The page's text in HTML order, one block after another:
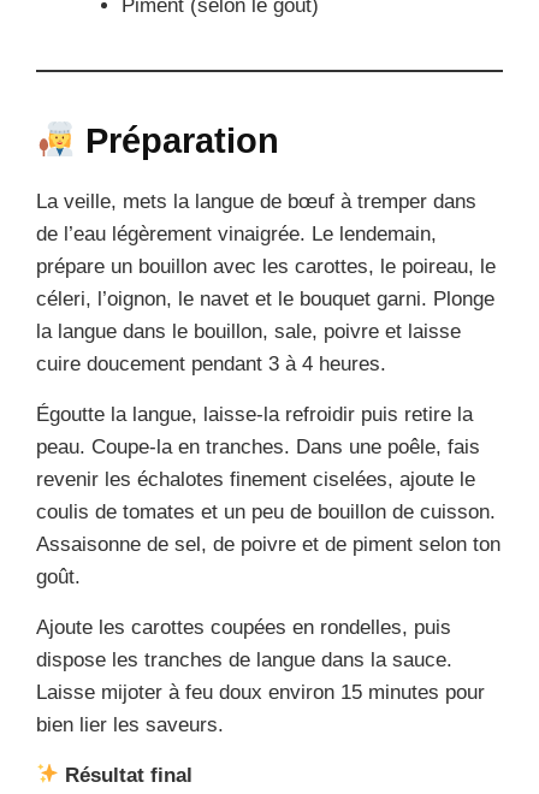
Piment (selon le goût)
Préparation
La veille, mets la langue de bœuf à tremper dans
de l’eau légèrement vinaigrée. Le lendemain,
prépare un bouillon avec les carottes, le poireau, le
céleri, l’oignon, le navet et le bouquet garni. Plonge
la langue dans le bouillon, sale, poivre et laisse
cuire doucement pendant 3 à 4 heures.
Égoutte la langue, laisse-la refroidir puis retire la
peau. Coupe-la en tranches. Dans une poêle, fais
revenir les échalotes finement ciselées, ajoute le
coulis de tomates et un peu de bouillon de cuisson.
Assaisonne de sel, de poivre et de piment selon ton
goût.
Ajoute les carottes coupées en rondelles, puis
dispose les tranches de langue dans la sauce.
Laisse mijoter à feu doux environ 15 minutes pour
bien lier les saveurs.
Résultat final